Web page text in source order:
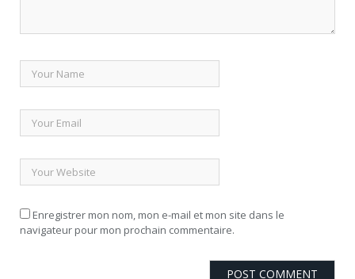
Enregistrer mon nom, mon e-mail et mon site dans le
navigateur pour mon prochain commentaire.